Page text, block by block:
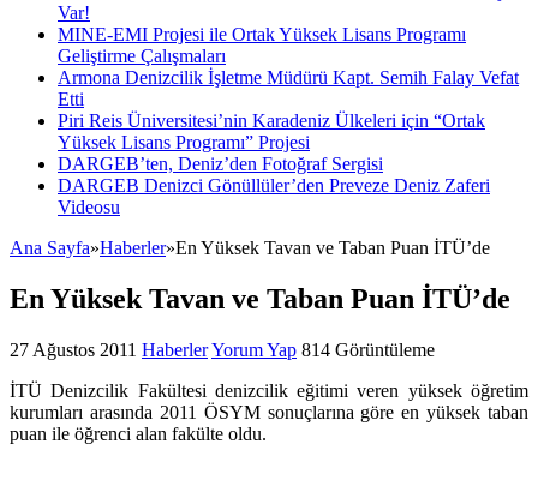
Var!
MINE-EMI Projesi ile Ortak Yüksek Lisans Programı
Geliştirme Çalışmaları
Armona Denizcilik İşletme Müdürü Kapt. Semih Falay Vefat
Etti
Piri Reis Üniversitesi’nin Karadeniz Ülkeleri için “Ortak
Yüksek Lisans Programı” Projesi
DARGEB’ten, Deniz’den Fotoğraf Sergisi
DARGEB Denizci Gönüllüler’den Preveze Deniz Zaferi
Videosu
Ana Sayfa»Haberler»En Yüksek Tavan ve Taban Puan İTÜ’de
En Yüksek Tavan ve Taban Puan İTÜ’de
27 Ağustos 2011 HaberlerYorum Yap 814 Görüntüleme
İTÜ Denizcilik Fakültesi denizcilik eğitimi veren yüksek öğretim
kurumları arasında 2011 ÖSYM sonuçlarına göre en yüksek taban
puan ile öğrenci alan fakülte oldu.